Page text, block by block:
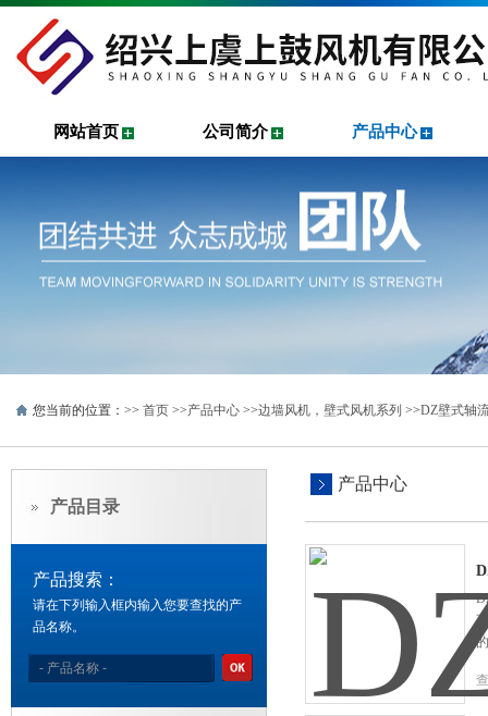
网站首页 公司简介 产品中心
您当前的位置：>> 首页 >>产品中心 >>边墙风机，壁式风机系列 >>DZ壁式轴
产品目录
产品搜索：
请在下列输入框内输入您要查找的产
品名称。
产品中心